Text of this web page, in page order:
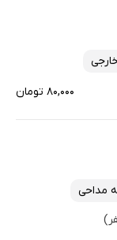
۸۰,۰۰۰ تومان
مداحی